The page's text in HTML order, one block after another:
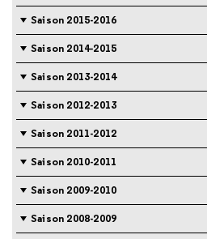
Saison 2015-2016
Saison 2014-2015
Saison 2013-2014
Saison 2012-2013
Saison 2011-2012
Saison 2010-2011
Saison 2009-2010
Saison 2008-2009